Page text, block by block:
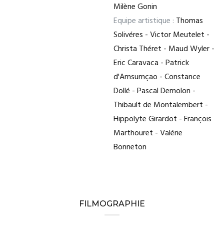
Milène Gonin
Equipe artistique : Thomas
Solivéres - Victor Meutelet -
Christa Théret - Maud Wyler -
Eric Caravaca - Patrick
d'Amsumçao - Constance
Dollé - Pascal Demolon -
Thibault de Montalembert -
Hippolyte Girardot - François
Marthouret - Valérie
Bonneton
FILMOGRAPHIE